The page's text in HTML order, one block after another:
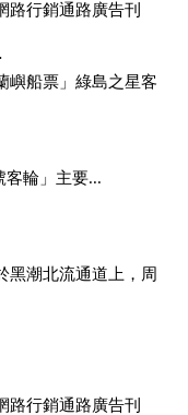
路行銷通路廣告刊
優惠中....
嶼船票」綠島之星客
客輪」主要...
黑潮北流通道上，周
路行銷通路廣告刊